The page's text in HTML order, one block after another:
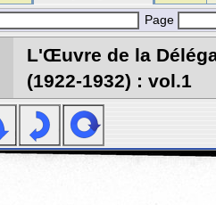
Page
L'Œuvre de la
(1922-1932) : vol.1